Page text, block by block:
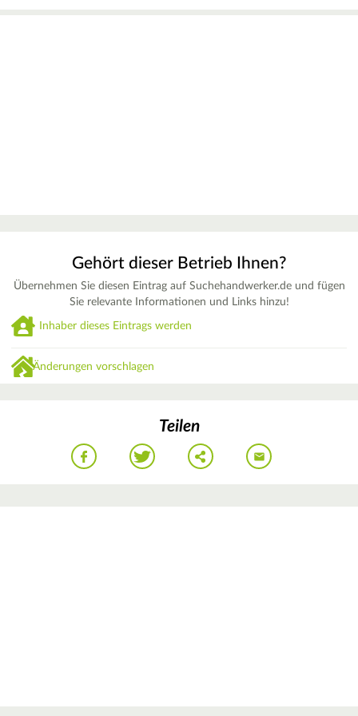
Gehört dieser Betrieb Ihnen?
Übernehmen Sie diesen Eintrag auf Suchehandwerker.de und fügen
Sie relevante Informationen und Links hinzu!
Inhaber dieses Eintrags werden
Änderungen vorschlagen
Teilen